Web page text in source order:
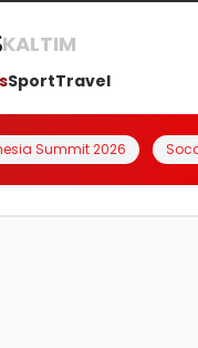
KALTIM
SportTravel
Summit 2026